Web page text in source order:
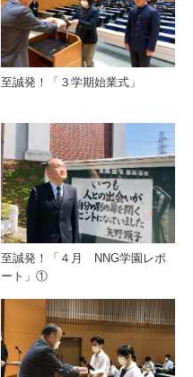
至誠発！「３学期始業式」
至誠発！「４月 NNG学園レポ
ート」①